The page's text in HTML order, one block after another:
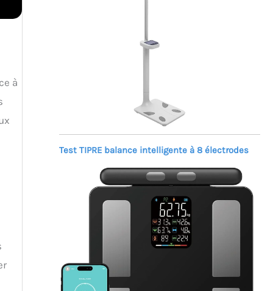
à
Test TIPRE balance intelligente à 8 électrodes